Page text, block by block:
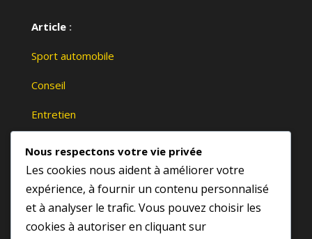
Article:
Sport automobile
Conseil
Entretien
Acceuil
Qui suis-je
Nous respectons votre vie privée
Les cookies nous aident à améliorer votre
expérience, à fournir un contenu personnalisé
et à analyser le trafic. Vous pouvez choisir les
cookies à autoriser en cliquant sur